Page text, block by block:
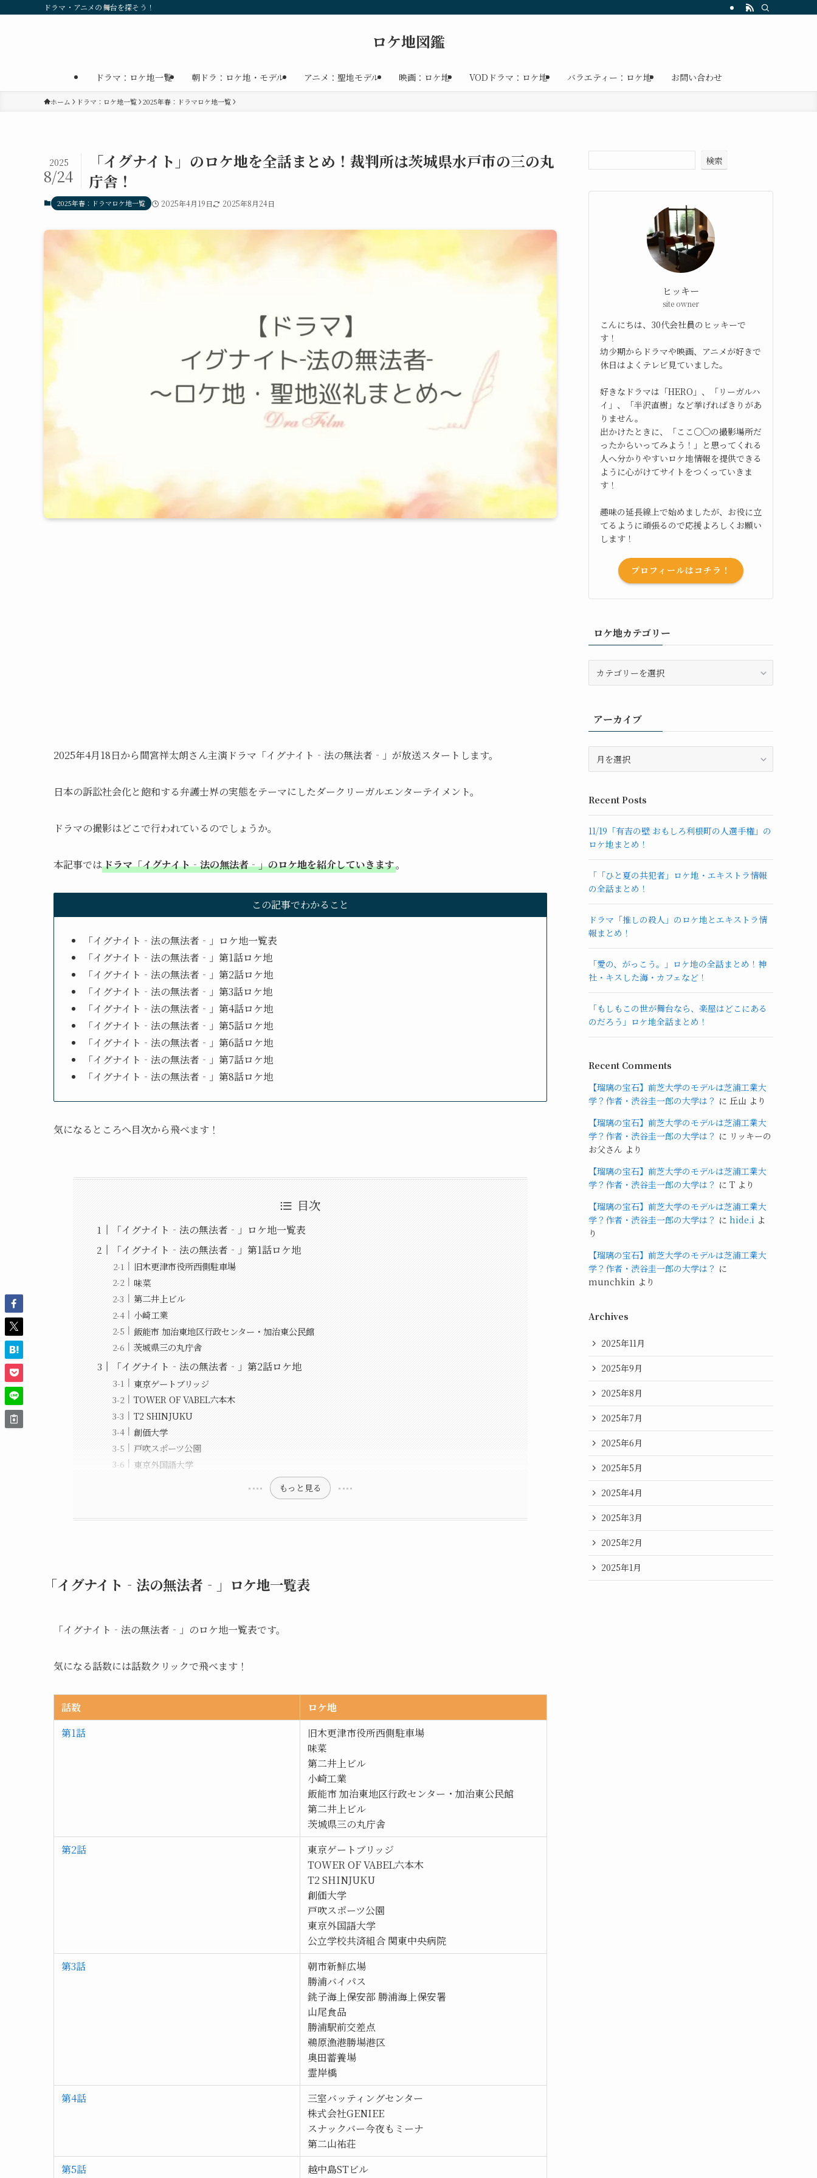
ドラマ・アニメの舞台を探そう！
ロケ地図鑑
ドラマ：ロケ地一覧 朝ドラ：ロケ地・モデル アニメ：聖地モデル 映画：ロケ地 VODドラマ：ロケ地 バラエティー：ロケ地 お問い合わせ
ホーム ドラマ：ロケ地一覧 2025年春：ドラマロケ地一覧
「イグナイト」のロケ地を全話まとめ！裁判所は茨城県水戸市の三の丸
庁舎！
2025
8/24
2025年春：ドラマロケ地一覧 2025年4月19日 2025年8月24日
2025年4月18日から間宮祥太朗さん主演ドラマ「イグナイト‐法の無法者‐」が放送スタートします。
日本の訴訟社会化と飽和する弁護士界の実態をテーマにしたダークリーガルエンターテイメント。
ドラマの撮影はどこで行われているのでしょうか。
本記事ではドラマ「イグナイト‐法の無法者‐」のロケ地を紹介していきます。
この記事でわかること
「イグナイト‐法の無法者‐」ロケ地一覧表
「イグナイト‐法の無法者‐」第1話ロケ地
「イグナイト‐法の無法者‐」第2話ロケ地
「イグナイト‐法の無法者‐」第3話ロケ地
「イグナイト‐法の無法者‐」第4話ロケ地
「イグナイト‐法の無法者‐」第5話ロケ地
「イグナイト‐法の無法者‐」第6話ロケ地
「イグナイト‐法の無法者‐」第7話ロケ地
「イグナイト‐法の無法者‐」第8話ロケ地
気になるところへ目次から飛べます！
目次
「イグナイト‐法の無法者‐」ロケ地一覧表
「イグナイト‐法の無法者‐」第1話ロケ地
旧木更津市役所西側駐車場
味菜
第二井上ビル
小崎工業
飯能市 加治東地区行政センター・加治東公民館
茨城県三の丸庁舎
「イグナイト‐法の無法者‐」第2話ロケ地
東京ゲートブリッジ
TOWER OF VABEL六本木
T2 SHINJUKU
創価大学
戸吹スポーツ公園
東京外国語大学
もっと見る
「イグナイト‐法の無法者‐」ロケ地一覧表
「イグナイト‐法の無法者‐」のロケ地一覧表です。
気になる話数には話数クリックで飛べます！
話数
ロケ地
第1話
旧木更津市役所西側駐車場
味菜
第二井上ビル
小崎工業
飯能市 加治東地区行政センター・加治東公民館
第二井上ビル
茨城県三の丸庁舎
第2話
東京ゲートブリッジ
TOWER OF VABEL六本木
T2 SHINJUKU
創価大学
戸吹スポーツ公園
東京外国語大学
公立学校共済組合 関東中央病院
第3話
朝市新鮮広場
勝浦バイパス
銚子海上保安部 勝浦海上保安署
山尾食品
勝浦駅前交差点
鵜原漁港勝場港区
奥田蓄養場
霊岸橋
第4話
三室バッティングセンター
株式会社GENIEE
スナックバー今夜もミーナ
第二山祐荘
第5話
越中島STビル
検索
ヒッキー
site owner
こんにちは、30代会社員のヒッキーで
す！
幼少期からドラマや映画、アニメが好きで
休日はよくテレビ見ていました。
好きなドラマは「HERO」、「リーガルハ
イ」、「半沢直樹」など挙げればきりがあ
りません。
出かけたときに、「ここ○○の撮影場所だ
ったからいってみよう！」と思ってくれる
人へ分かりやすいロケ地情報を提供できる
ように心がけてサイトをつくっていきま
す！
趣味の延長線上で始めましたが、お役に立
てるように頑張るので応援よろしくお願い
します！
プロフィールはコチラ！
ロケ地カテゴリー
テ
ゴ
リ
アーカイブ
ブ
Recent Posts
11/19「有吉の壁 おもしろ利根町の人選手権」の
ロケ地まとめ！
「「ひと夏の共犯者」ロケ地・エキストラ情報
の全話まとめ！
ドラマ「推しの殺人」のロケ地とエキストラ情
報まとめ！
「愛の、がっこう。」ロケ地の全話まとめ！神
社・キスした海・カフェなど！
「もしもこの世が舞台なら、楽屋はどこにある
のだろう」ロケ地全話まとめ！
Recent Comments
【瑠璃の宝石】前芝大学のモデルは芝浦工業大
学？作者・渋谷圭一郎の大学は？ に 丘山 より
【瑠璃の宝石】前芝大学のモデルは芝浦工業大
学？作者・渋谷圭一郎の大学は？ に リッキーの
お父さん より
【瑠璃の宝石】前芝大学のモデルは芝浦工業大
学？作者・渋谷圭一郎の大学は？ に T より
【瑠璃の宝石】前芝大学のモデルは芝浦工業大
学？作者・渋谷圭一郎の大学は？ に hide.i よ
り
【瑠璃の宝石】前芝大学のモデルは芝浦工業大
学？作者・渋谷圭一郎の大学は？ に
munchkin より
Archives
2025年11月
2025年9月
2025年8月
2025年7月
2025年6月
2025年5月
2025年4月
2025年3月
2025年2月
2025年1月